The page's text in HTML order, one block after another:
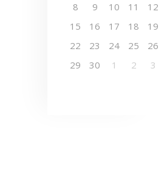
8
9 10 11 12
15
16 17 18 19
22
23 24 25 26
29
30 1 2 3